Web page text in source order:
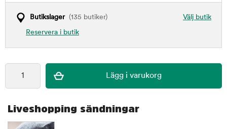
Välj butik
Butikslager(135 butiker)
Reservera i butik
Liveshopping sändningar